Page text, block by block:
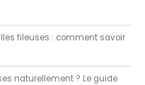
fileuses : comment savoir
naturellement ? Le guide